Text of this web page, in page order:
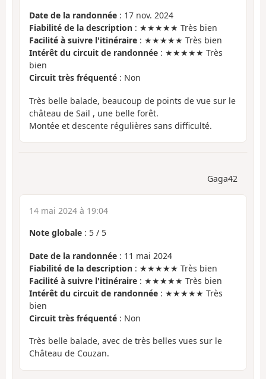
Date de la randonnée : 17 nov. 2024
Fiabilité de la description : ★★★★★ Très bien
Facilité à suivre l'itinéraire : ★★★★★ Très bien
Intérêt du circuit de randonnée : ★★★★★ Très
bien
Circuit très fréquenté : Non
Très belle balade, beaucoup de points de vue sur le
château de Sail , une belle forêt.
Montée et descente régulières sans difficulté.
Gaga42
14 mai 2024 à 19:04
Note globale : 5 / 5
Date de la randonnée : 11 mai 2024
Fiabilité de la description : ★★★★★ Très bien
Facilité à suivre l'itinéraire : ★★★★★ Très bien
Intérêt du circuit de randonnée : ★★★★★ Très
bien
Circuit très fréquenté : Non
Très belle balade, avec de très belles vues sur le
Château de Couzan.